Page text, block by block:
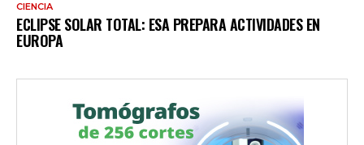
CIENCIA
ECLIPSE SOLAR TOTAL: ESA PREPARA ACTIVIDADES EN
EUROPA